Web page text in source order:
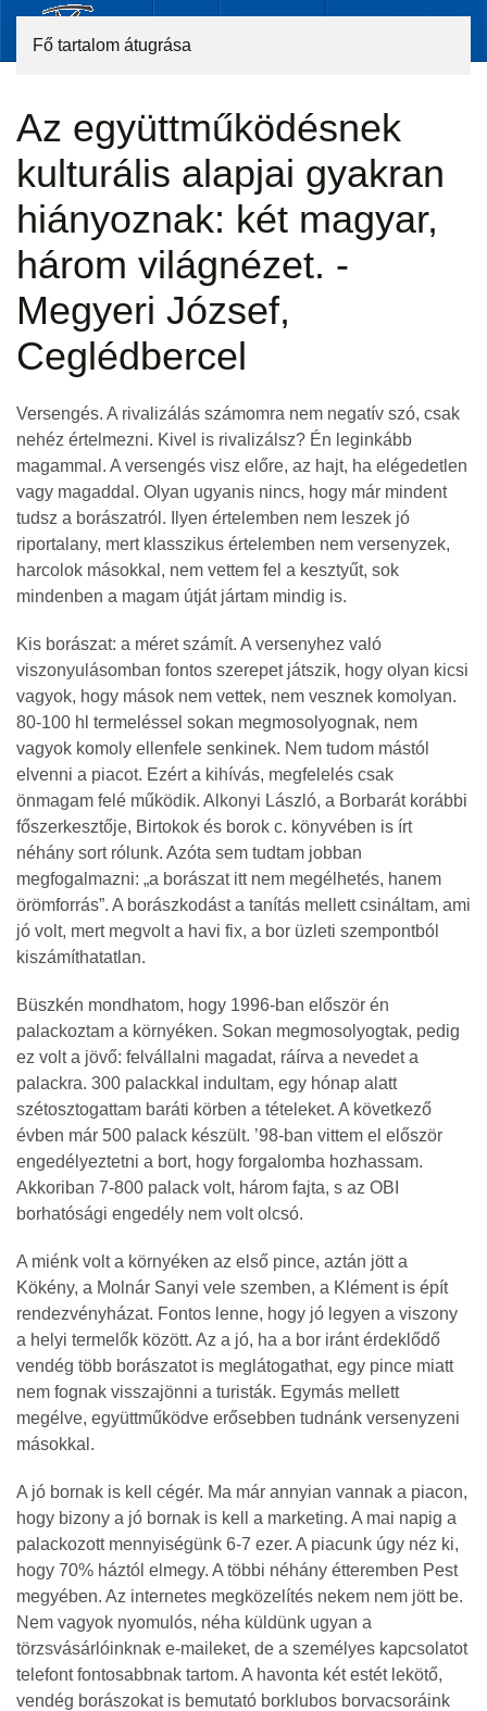
Fő tartalom átugrása
Az együttműködésnek
kulturális alapjai gyakran
hiányoznak: két magyar,
három világnézet. -
Megyeri József,
Ceglédbercel
Versengés. A rivalizálás számomra nem negatív szó, csak
nehéz értelmezni. Kivel is rivalizálsz? Én leginkább
magammal. A versengés visz előre, az hajt, ha elégedetlen
vagy magaddal. Olyan ugyanis nincs, hogy már mindent
tudsz a borászatról. Ilyen értelemben nem leszek jó
riportalany, mert klasszikus értelemben nem versenyzek,
harcolok másokkal, nem vettem fel a kesztyűt, sok
mindenben a magam útját jártam mindig is.
Kis borászat: a méret számít. A versenyhez való
viszonyulásomban fontos szerepet játszik, hogy olyan kicsi
vagyok, hogy mások nem vettek, nem vesznek komolyan.
80-100 hl termeléssel sokan megmosolyognak, nem
vagyok komoly ellenfele senkinek. Nem tudom mástól
elvenni a piacot. Ezért a kihívás, megfelelés csak
önmagam felé működik. Alkonyi László, a Borbarát korábbi
főszerkesztője, Birtokok és borok c. könyvében is írt
néhány sort rólunk. Azóta sem tudtam jobban
megfogalmazni: „a borászat itt nem megélhetés, hanem
örömforrás”. A borászkodást a tanítás mellett csináltam, ami
jó volt, mert megvolt a havi fix, a bor üzleti szempontból
kiszámíthatatlan.
Büszkén mondhatom, hogy 1996-ban először én
palackoztam a környéken. Sokan megmosolyogtak, pedig
ez volt a jövő: felvállalni magadat, ráírva a nevedet a
palackra. 300 palackkal indultam, egy hónap alatt
szétosztogattam baráti körben a tételeket. A következő
évben már 500 palack készült. ’98-ban vittem el először
engedélyeztetni a bort, hogy forgalomba hozhassam.
Akkoriban 7-800 palack volt, három fajta, s az OBI
borhatósági engedély nem volt olcsó.
A miénk volt a környéken az első pince, aztán jött a
Kökény, a Molnár Sanyi vele szemben, a Klément is épít
rendezvényházat. Fontos lenne, hogy jó legyen a viszony
a helyi termelők között. Az a jó, ha a bor iránt érdeklődő
vendég több borászatot is meglátogathat, egy pince miatt
nem fognak visszajönni a turisták. Egymás mellett
megélve, együttműködve erősebben tudnánk versenyzeni
másokkal.
A jó bornak is kell cégér. Ma már annyian vannak a piacon,
hogy bizony a jó bornak is kell a marketing. A mai napig a
palackozott mennyiségünk 6-7 ezer. A piacunk úgy néz ki,
hogy 70% háztól elmegy. A többi néhány étteremben Pest
megyében. Az internetes megközelítés nekem nem jött be.
Nem vagyok nyomulós, néha küldünk ugyan a
törzsvásárlóinknak e-maileket, de a személyes kapcsolatot
telefont fontosabbnak tartom. A havonta két estét lekötő,
vendég borászokat is bemutató borklubos borvacsoráink